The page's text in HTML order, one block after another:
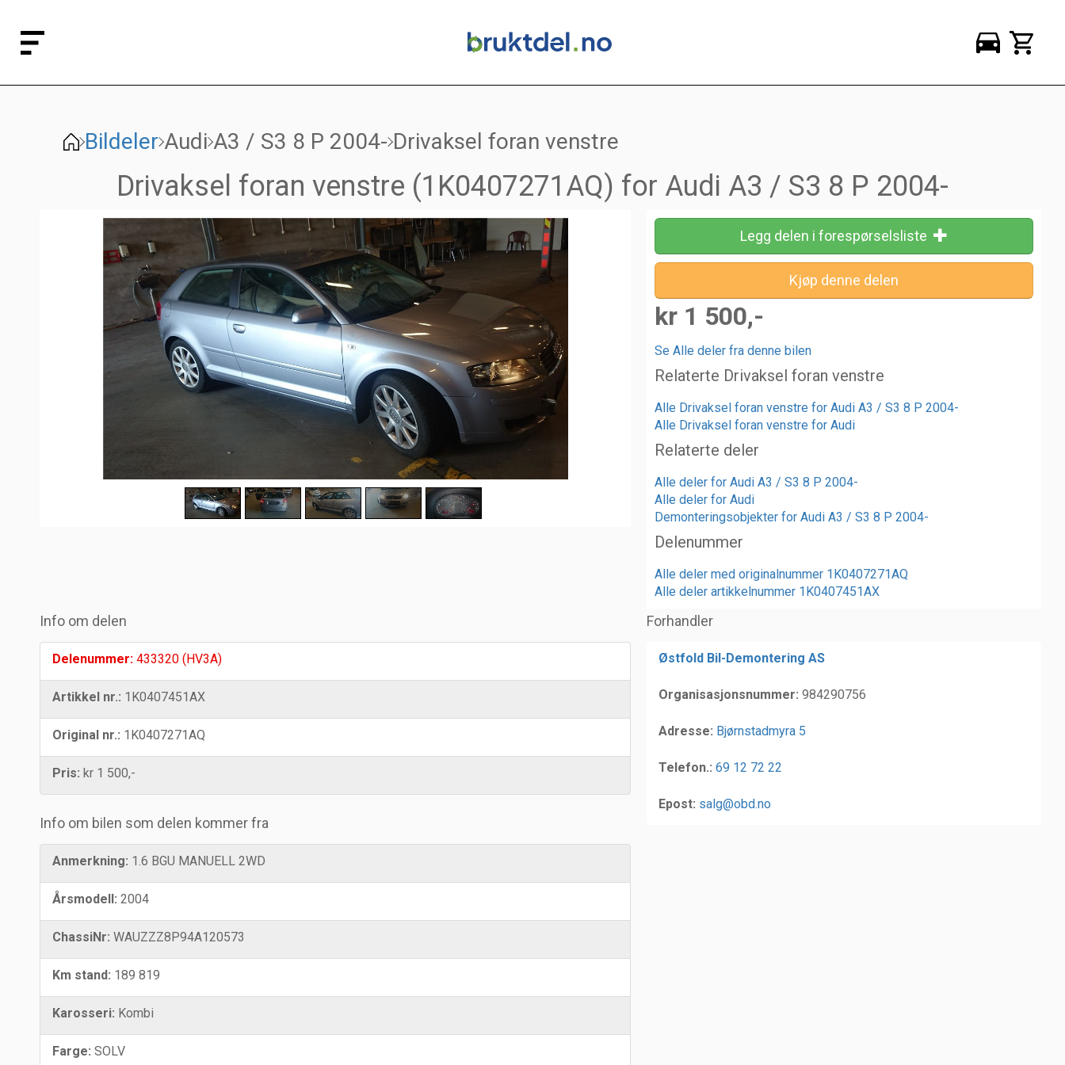
Bildeler Audi A3 / S3 8 P 2004- Drivaksel foran venstre
Drivaksel foran venstre (1K0407271AQ) for Audi A3 / S3 8 P 2004-
Legg delen i forespørselsliste
kr 1 500,-
Se Alle deler fra denne bilen
Relaterte Drivaksel foran venstre
Alle Drivaksel foran venstre for Audi A3 / S3 8 P 2004-
Alle Drivaksel foran venstre for Audi
Relaterte deler
Alle deler for Audi A3 / S3 8 P 2004-
Alle deler for Audi
Demonteringsobjekter for Audi A3 / S3 8 P 2004-
Delenummer
Alle deler med originalnummer 1K0407271AQ
Alle deler artikkelnummer 1K0407451AX
Forhandler
Østfold Bil-Demontering AS
Organisasjonsnummer: 984290756
Adresse: Bjørnstadmyra 5
Telefon.: 69 12 72 22
Epost: salg@obd.no
Info om delen
Delenummer: 433320 (HV3A)
Artikkel nr.: 1K0407451AX
Original nr.: 1K0407271AQ
Pris: kr 1 500,-
Info om bilen som delen kommer fra
Anmerkning: 1.6 BGU MANUELL 2WD
Årsmodell: 2004
ChassiNr: WAUZZZ8P94A120573
Km stand: 189 819
Karosseri: Kombi
Farge: SOLV